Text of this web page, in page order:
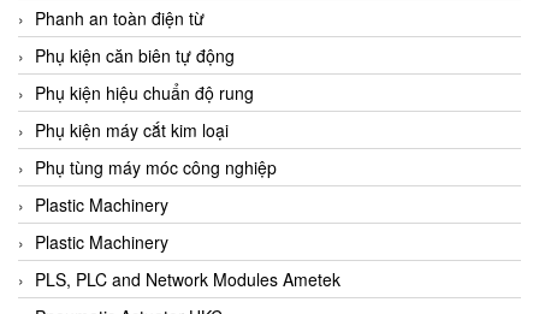
Belimo
Benetech Vietnam
Bently Nevada
Bentone Vietnam
Bernstein Vietnam
Berthold
Bestech
Bestech
Phanh an toàn điện từ
Phụ kiện căn biên tự động
Phụ kiện hiệu chuẩn độ rung
Phụ kiện máy cắt kim loại
Phụ tùng máy móc công nghiệp
Plastic Machinery
Plastic Machinery
PLS, PLC and Network Modules Ametek